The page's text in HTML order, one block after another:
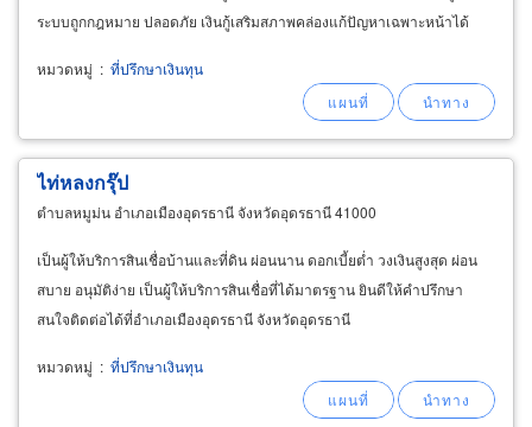
ระบบถูกกฎหมาย ปลอดภัย เงินกู้เสริมสภาพคล่องแก้ปัญหาเฉพาะหน้าได้
หมวดหมู่ : ที่ปรึกษาเงินทุน
ไท่หลงกรุ๊ป
ตำบลหมูม่น อำเภอเมืองอุดรธานี จังหวัดอุดรธานี 41000
เป็นผู้ให้บริการสินเชื่อบ้านและที่ดิน ผ่อนนาน ดอกเบี้ยต่ำ วงเงินสูงสุด ผ่อน
สบาย อนุมัติง่าย เป็นผู้ให้บริการสินเชื่อที่ได้มาตรฐาน ยินดีให้คำปรึกษา
สนใจติดต่อได้ที่อำเภอเมืองอุดรธานี จังหวัดอุดรธานี
หมวดหมู่ : ที่ปรึกษาเงินทุน